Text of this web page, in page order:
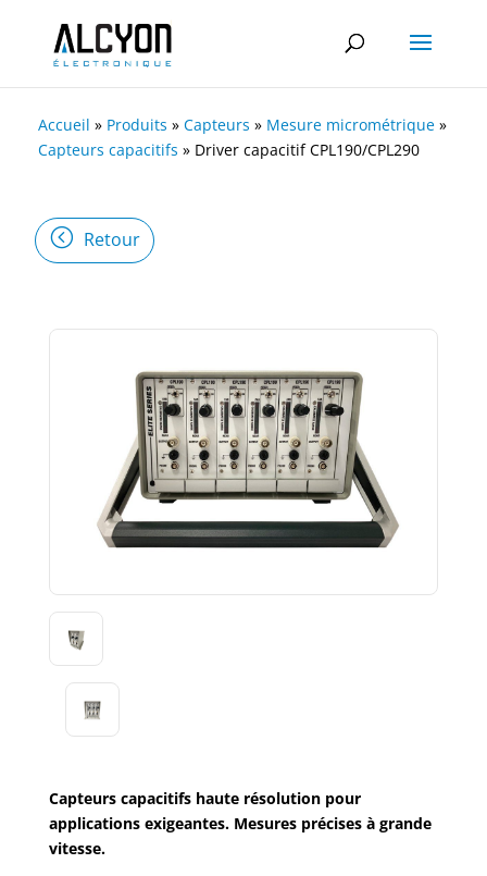
Accueil » Produits » Capteurs » Mesure micrométrique »
Capteurs capacitifs » Driver capacitif CPL190/CPL290
Retour
Capteurs capacitifs haute résolution pour
applications exigeantes. Mesures précises à grande
vitesse.